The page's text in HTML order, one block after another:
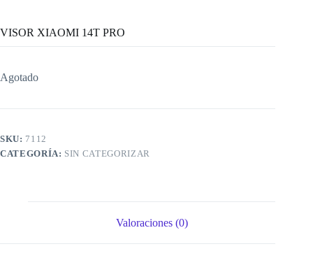
VISOR XIAOMI 14T PRO
Agotado
SKU: 7112
CATEGORÍA: SIN CATEGORIZAR
Valoraciones (0)